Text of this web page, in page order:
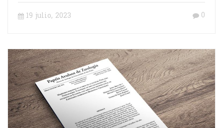
19 julio, 2023 0